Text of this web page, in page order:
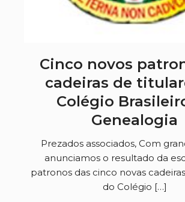
Cinco novos
cadeiras de
Colégio
Genealogia
Prezados associados, Com
anunciamos o resultado da
patronos das cinco novas
do Colégio […]